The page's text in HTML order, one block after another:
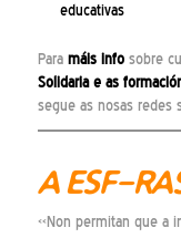
educativas
Para máis infosobre
Solidariae as
segue as nosas redes
A ESF-
«Non permitan que a